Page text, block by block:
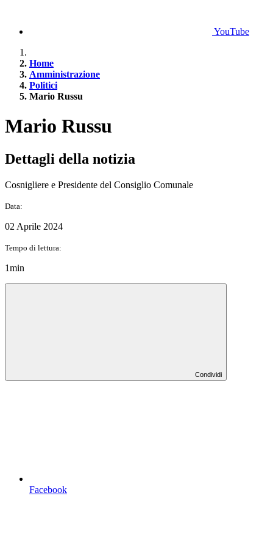
YouTube
Home
Amministrazione
Politici
Mario Russu
Mario Russu
Dettagli della notizia
Cosnigliere e Presidente del Consiglio Comunale
Data:
02 Aprile 2024
Tempo di lettura:
1min
Condividi
Facebook